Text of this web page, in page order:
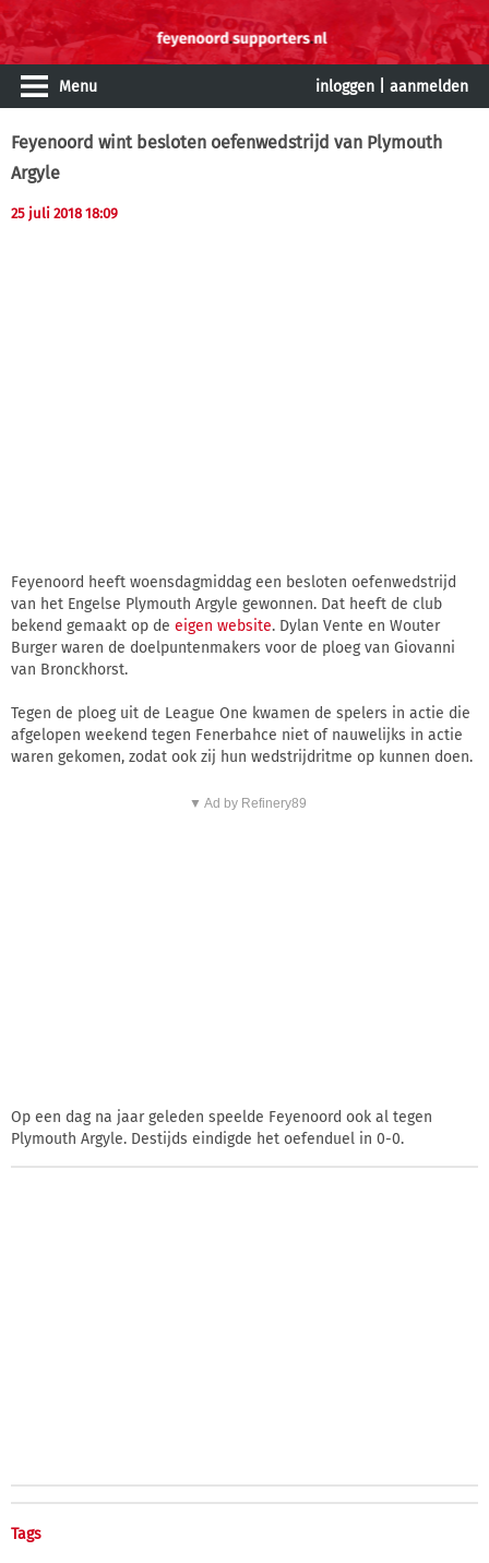
Menu inloggen aanmelden
Feyenoord wint besloten oefenwedstrijd van Plymouth
Argyle
25 juli 2018 18:09
Feyenoord heeft woensdagmiddag een besloten oefenwedstrijd
van het Engelse Plymouth Argyle gewonnen. Dat heeft de club
bekend gemaakt op de eigen website. Dylan Vente en Wouter
Burger waren de doelpuntenmakers voor de ploeg van Giovanni
van Bronckhorst.
Tegen de ploeg uit de League One kwamen de spelers in actie die
afgelopen weekend tegen Fenerbahce niet of nauwelijks in actie
waren gekomen, zodat ook zij hun wedstrijdritme op kunnen doen.
▼ Ad by Refinery89
Op een dag na jaar geleden speelde Feyenoord ook al tegen
Plymouth Argyle. Destijds eindigde het oefenduel in 0-0.
Tags